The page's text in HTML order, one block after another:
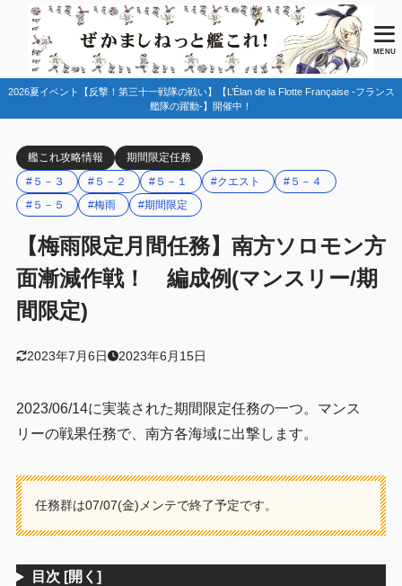
MENU
2026夏イベント【反撃！第三十一戦隊の戦い】【L’Élan de la Flotte Française -フランス
艦隊の躍動-】開催中！
艦これ攻略情報
期間限定任務
#５－３
#５－２ #５－１ #クエスト
#５－４
#５－５
#梅雨 #期間限定
【梅雨限定月間任務】南方ソロモン方
面漸減作戦！ 編成例(マンスリー/期
間限定)
2023年7月6日 2023年6月15日
2023/06/14に実装された期間限定任務の一つ。マンス
リーの戦果任務で、南方各海域に出撃します。
任務群は07/07(金)メンテで終了予定です。
目次 [開く]
目次
1
2 編成例
2.1 ５－１
2.2 ５－２
2.3 ５－３・５－４
2.4